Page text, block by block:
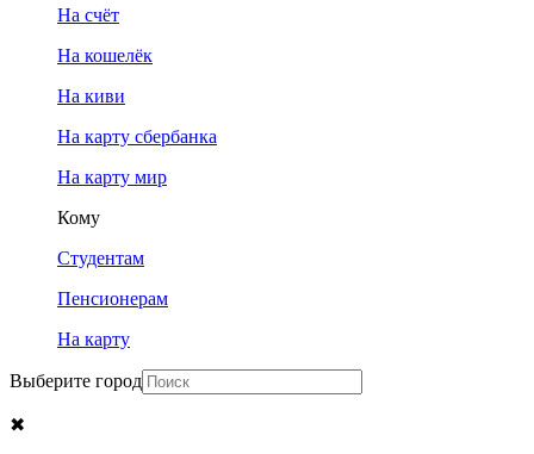
На счёт
На кошелёк
На киви
На карту сбербанка
На карту мир
Кому
Студентам
Пенсионерам
На карту
Выберите город
✖